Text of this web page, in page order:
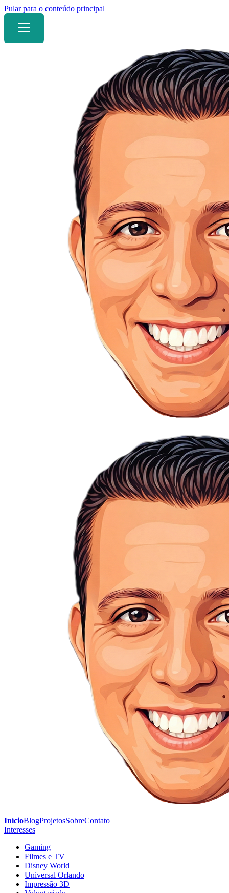
Pular para o conteúdo principal
InícioBlogProjetosSobreContato
Interesses
Gaming
Filmes e TV
Disney World
Universal Orlando
Impressão 3D